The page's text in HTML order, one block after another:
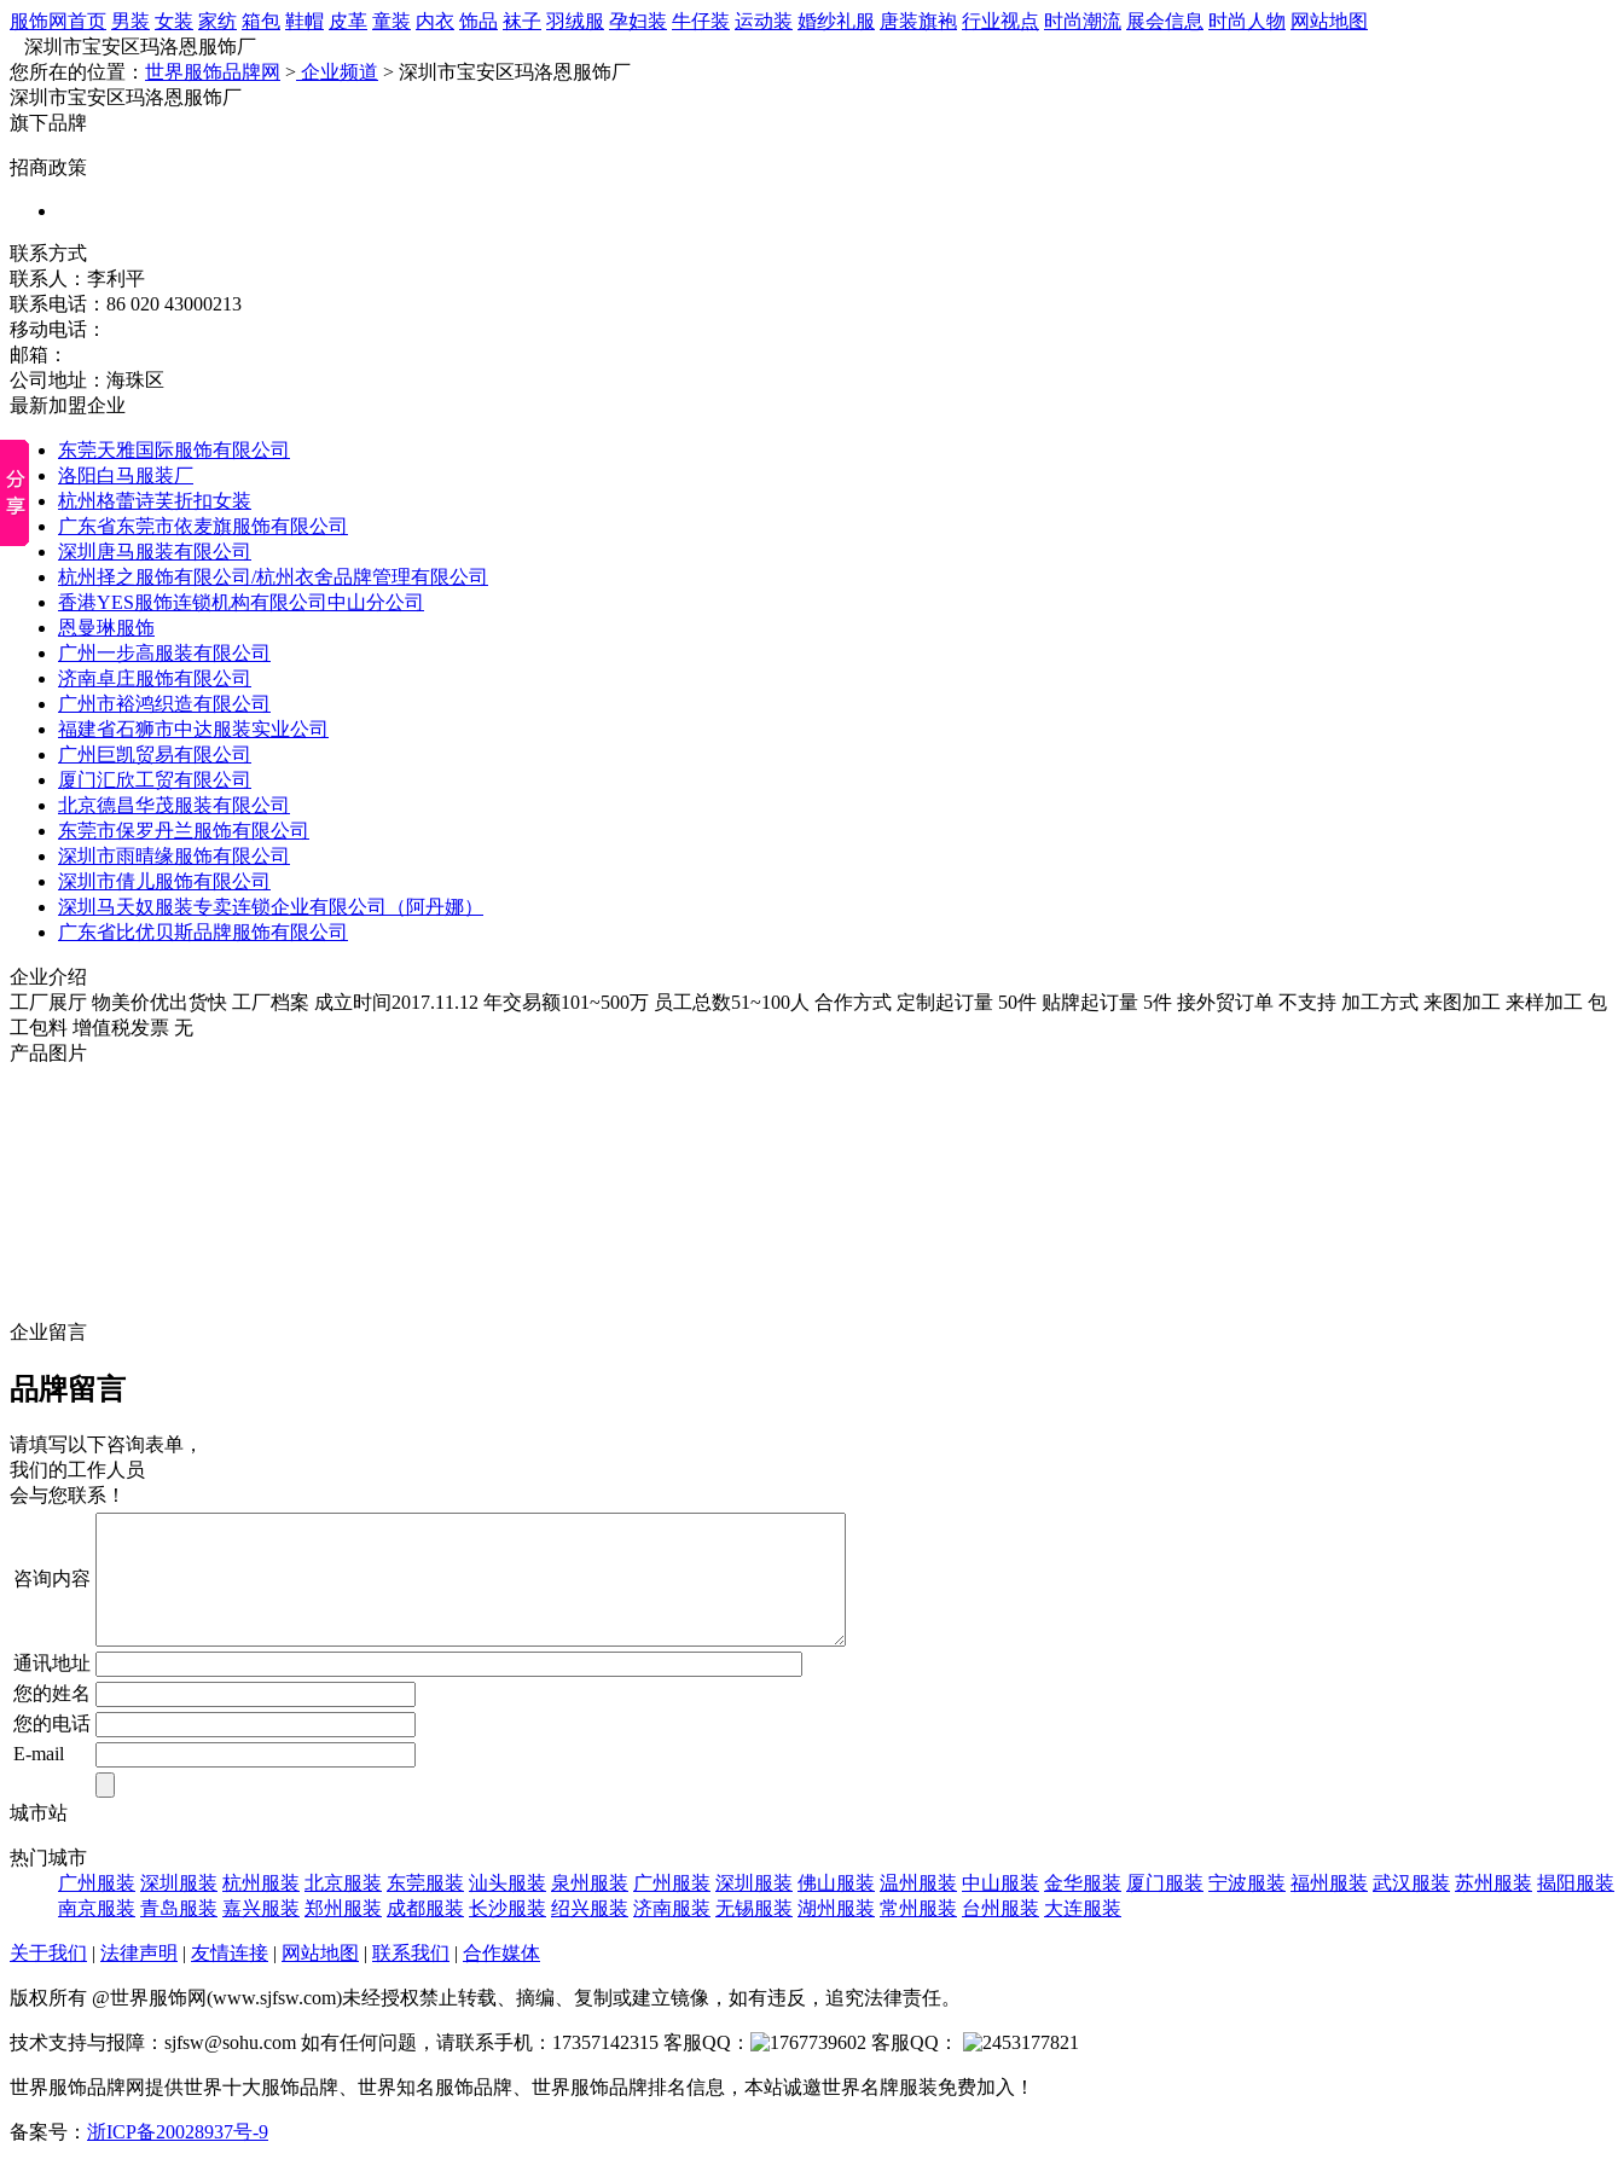
服饰网首页 男装 女装 家纺 箱包 鞋帽 皮革 童装 内衣 饰品 袜子 羽绒服 孕妇装 牛仔装 运动装 婚纱礼服 唐装旗袍 行业视点 时尚潮流 展会信息 时尚人物 网站地图
深圳市宝安区玛洛恩服饰厂
您所在的位置： 世界服饰品牌网 > 企业频道 > 深圳市宝安区玛洛恩服饰厂
深圳市宝安区玛洛恩服饰厂
旗下品牌
招商政策
联系方式
联系人：李利平
联系电话：86 020 43000213
移动电话：
邮箱：
公司地址：海珠区
最新加盟企业
东莞天雅国际服饰有限公司
洛阳白马服装厂
杭州格蕾诗芙折扣女装
广东省东莞市依麦旗服饰有限公司
深圳唐马服装有限公司
杭州择之服饰有限公司/杭州衣舍品牌管理有限公司
香港YES服饰连锁机构有限公司中山分公司
恩曼琳服饰
广州一步高服装有限公司
济南卓庄服饰有限公司
广州市裕鸿织造有限公司
福建省石狮市中达服装实业公司
广州巨凯贸易有限公司
厦门汇欣工贸有限公司
北京德昌华茂服装有限公司
东莞市保罗丹兰服饰有限公司
深圳市雨晴缘服饰有限公司
深圳市倩儿服饰有限公司
深圳马天奴服装专卖连锁企业有限公司（阿丹娜）
广东省比优贝斯品牌服饰有限公司
企业介绍
工厂展厅 物美价优出货快 工厂档案 成立时间2017.11.12 年交易额101~500万 员工总数51~100人 合作方式 定制起订量 50件 贴牌起订量 5件 接外贸订单 不支持 加工方式 来图加工 来样加工 包
工包料 增值税发票 无
产品图片
企业留言
品牌留言
请填写以下咨询表单，
我们的工作人员
会与您联系！
咨询内容
通讯地址
您的姓名
您的电话
E-mail
城市站
热门城市
广州服装 深圳服装 杭州服装 北京服装 东莞服装 汕头服装 泉州服装 广州服装 深圳服装 佛山服装 温州服装 中山服装 金华服装 厦门服装 宁波服装 福州服装 武汉服装 苏州服装 揭阳服装
南京服装 青岛服装 嘉兴服装 郑州服装 成都服装 长沙服装 绍兴服装 济南服装 无锡服装 湖州服装 常州服装 台州服装 大连服装
关于我们 | 法律声明 | 友情连接 | 网站地图 | 联系我们 | 合作媒体
版权所有 @世界服饰网(www.sjfsw.com)未经授权禁止转载、摘编、复制或建立镜像，如有违反，追究法律责任。
技术支持与报障：sjfsw@sohu.com 如有任何问题，请联系手机：17357142315 客服QQ： 客服QQ：
世界服饰品牌网提供世界十大服饰品牌、世界知名服饰品牌、世界服饰品牌排名信息，本站诚邀世界名牌服装免费加入！
备案号： 浙ICP备20028937号-9